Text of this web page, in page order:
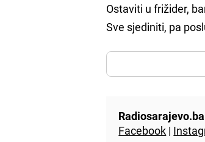
Ostaviti u frižider,
Sve sjediniti, pa
Radiosarajevo.ba
Facebook |